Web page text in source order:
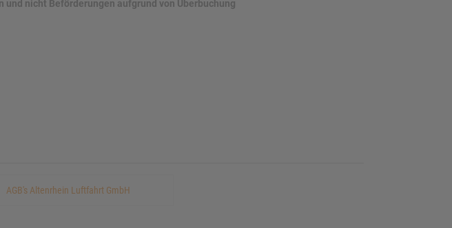
nicht Beförderungen aufgrund von Überbuchung
AGB's Altenrhein Luftfahrt GmbH